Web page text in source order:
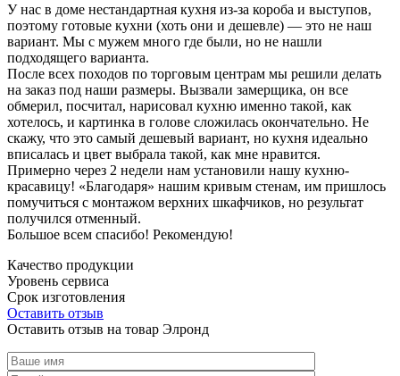
У нас в доме нестандартная кухня из-за короба и выступов,
поэтому готовые кухни (хоть они и дешевле) — это не наш
вариант. Мы с мужем много где были, но не нашли
подходящего варианта.
После всех походов по торговым центрам мы решили делать
на заказ под наши размеры. Вызвали замерщика, он все
обмерил, посчитал, нарисовал кухню именно такой, как
хотелось, и картинка в голове сложилась окончательно. Не
скажу, что это самый дешевый вариант, но кухня идеально
вписалась и цвет выбрала такой, как мне нравится.
Примерно через 2 недели нам установили нашу кухню-
красавицу! «Благодаря» нашим кривым стенам, им пришлось
помучиться с монтажом верхних шкафчиков, но результат
получился отменный.
Большое всем спасибо! Рекомендую!
Качество продукции
Уровень сервиса
Срок изготовления
Оставить отзыв
Оставить отзыв на товар Элронд